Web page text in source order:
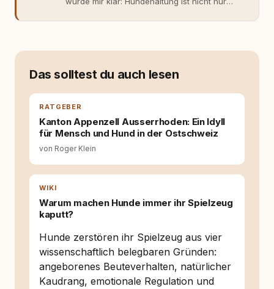
Fachwissen. Der Wendepunkt kam mit meinem
moderner Hundeerziehung
entsteht echte Bindung dort, wo Verständnis
Wissen ersetzt – nicht umgekehrt. Aus dieser
Entwicklung entstand rundum.dog – ein
Wissens- und Serviceportal für
und der Schweiz. Meine Überzeugung:
Tierschutz beginnt mit Wissen. Wer seinen
Hund versteht, trifft bessere Entscheidungen –
Das solltest du auch lesen
RATGEBER
Kanton Appenzell Ausserrhoden: Ein Idyll
für Mensch und Hund in der Ostschweiz
von Roger Klein
WIKI
Warum machen Hunde immer ihr Spielzeug
kaputt?
Hunde zerstören ihr Spielzeug aus vier
wissenschaftlich belegbaren Gründen:
angeborenes Beuteverhalten, natürlicher
Kaudrang, emotionale Regulation und